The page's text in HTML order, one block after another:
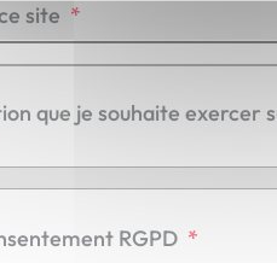
site *
que je souhaite exercer
RGPD *